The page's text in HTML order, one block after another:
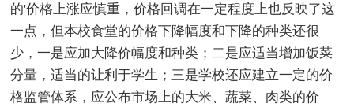
的'价格上涨应慎重，价格回调在一定程度上也反映了这
一点，但本校食堂的价格下降幅度和下降的种类还很
少，一是应加大降价幅度和种类；二是应适当增加饭菜
分量，适当的让利于学生；三是学校还应建立一定的价
格监管体系，应公布市场上的大米、蔬菜、肉类的价